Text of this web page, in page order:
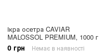
Ікра осетра CAVIAR
MALOSSOL PREMIUM, 1000 г
0 грн Немає в наявності